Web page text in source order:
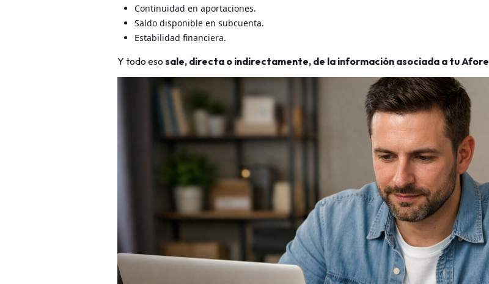
Continuidad en aportaciones.
Saldo disponible en subcuenta.
Estabilidad financiera.
Y todo eso sale, directa o indirectamente, de la información asociada a tu Afore